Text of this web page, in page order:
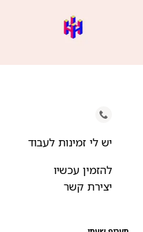
יש לי זמינות לעבוד
להזמין עכשיו
יצירת קשר